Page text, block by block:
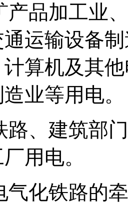
产品加工业
运输设备
算机及其
业等用电。
路、建筑部
用电。
气化铁路的